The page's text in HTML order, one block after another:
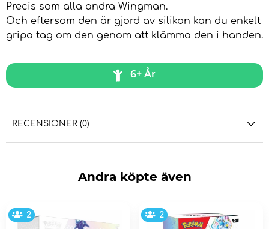
Precis som alla andra Wingman.
Och eftersom den är gjord av silikon kan du enkelt
gripa tag om den genom att klämma den i handen.
6+ År
RECENSIONER (0)
Andra köpte även
2 2